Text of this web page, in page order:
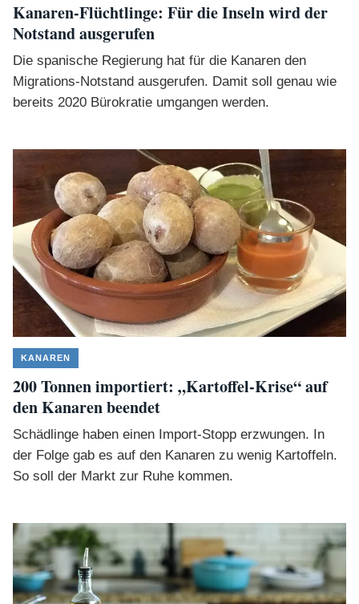
Kanaren-Flüchtlinge: Für die Inseln wird der
Notstand ausgerufen
Die spanische Regierung hat für die Kanaren den
Migrations-Notstand ausgerufen. Damit soll genau wie
bereits 2020 Bürokratie umgangen werden.
KANAREN
200 Tonnen importiert: „Kartoffel-Krise“ auf
den Kanaren beendet
Schädlinge haben einen Import-Stopp erzwungen. In
der Folge gab es auf den Kanaren zu wenig Kartoffeln.
So soll der Markt zur Ruhe kommen.